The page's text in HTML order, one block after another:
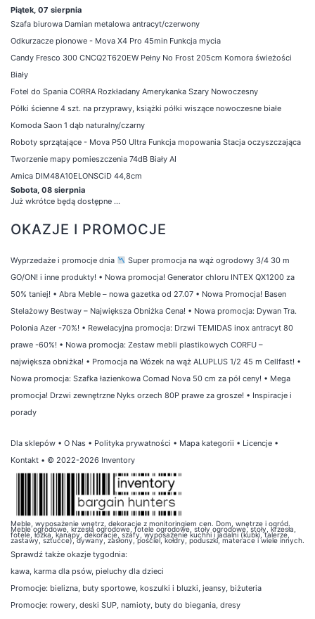
Piątek, 07 sierpnia
Szafa biurowa Damian metalowa antracyt/czerwony
Odkurzacze pionowe - Mova X4 Pro 45min Funkcja mycia
Candy Fresco 300 CNCQ2T620EW Pełny No Frost 205cm Komora świeżości
Biały
Fotel do Spania CORRA Rozkładany Amerykanka Szary Nowoczesny
Półki ścienne 4 szt. na przyprawy, książki półki wiszące nowoczesne białe
Komoda Saon 1 dąb naturalny/czarny
Roboty sprzątające - Mova P50 Ultra Funkcja mopowania Stacja oczyszczająca
Tworzenie mapy pomieszczenia 74dB Biały AI
Amica DIM48A10ELONSCiD 44,8cm
Sobota, 08 sierpnia
Już wkrótce będą dostępne ...
OKAZJE I PROMOCJE
Wyprzedaże i promocje dnia
Super promocja na wąż ogrodowy 3/4 30 m
GO/ON! i inne produkty! • Nowa promocja! Generator chloru INTEX QX1200 za
50% taniej! • Abra Meble – nowa gazetka od 27.07 • Nowa Promocja! Basen
Stelażowy Bestway – Największa Obniżka Cena! • Nowa promocja: Dywan Tra.
Polonia Azer -70%! • Rewelacyjna promocja: Drzwi TEMIDAS inox antracyt 80
prawe -60%! • Nowa promocja: Zestaw mebli plastikowych CORFU –
największa obniżka! • Promocja na Wózek na wąż ALUPLUS 1/2 45 m Cellfast! •
Nowa promocja: Szafka łazienkowa Comad Nova 50 cm za pół ceny! • Mega
promocja! Drzwi zewnętrzne Nyks orzech 80P prawe za grosze! • Inspiracje i
porady
Dla sklepów • O Nas • Polityka prywatności • Mapa kategorii • Licencje •
Kontakt • © 2022-2026 Inventory
Meble, wyposażenie wnętrz, dekoracje z monitoringiem cen. Dom, wnętrze i ogród.
Meble ogrodowe, krzesła ogrodowe, fotele ogrodowe, stoły ogrodowe, stoły, krzesła,
fotele, łóżka, kanapy, dekoracje, szafy, wyposażenie kuchni i jadalni (kubki, talerze,
zastawy, sztućce), dywany, zasłony, pościel, kołdry, poduszki, materace i wiele innych.
Sprawdź także okazje tygodnia:
kawa, karma dla psów, pieluchy dla dzieci
Promocje: bielizna, buty sportowe, koszulki i bluzki, jeansy, biżuteria
Promocje: rowery, deski SUP, namioty, buty do biegania, dresy